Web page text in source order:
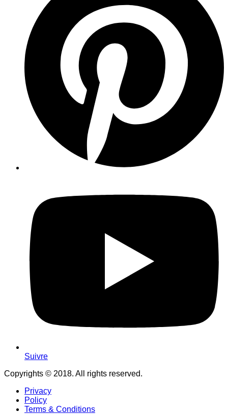
Suivre
Copyrights © 2018. All rights reserved.
Privacy
Policy
Terms & Conditions